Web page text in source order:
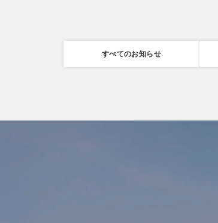
すべてのお知らせ